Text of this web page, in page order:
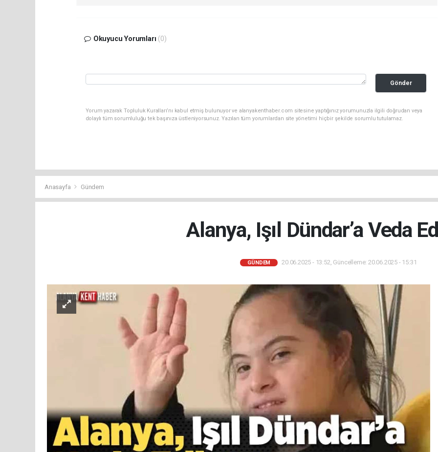
Okuyucu Yorumları (0)
Gönder
Yorum yazarak Topluluk Kuralları’nı kabul etmiş bulunuyor ve alanyakenthaber.com sitesine yaptığınız yorumunuzla ilgili doğrudan veya
dolaylı tüm sorumluluğu tek başınıza üstleniyorsunuz. Yazılan tüm yorumlardan site yönetimi hiçbir şekilde sorumlu tutulamaz.
Anasayfa Gündem
Alanya, Işıl Dündar’a Veda
GÜNDEM 20.06.2025 - 13:52, Güncelleme: 20.06.2025 - 15:31